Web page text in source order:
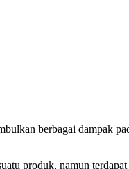
berbagai dampak
produk, namun